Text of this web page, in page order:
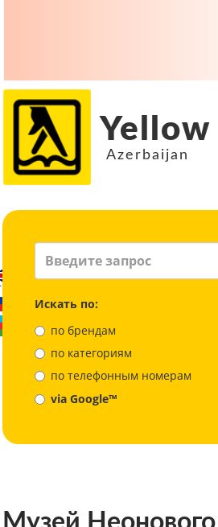
Yellow
Azerbaijan
Искать по:
по брендам
по категориям
по телефонным номерам
via Google™